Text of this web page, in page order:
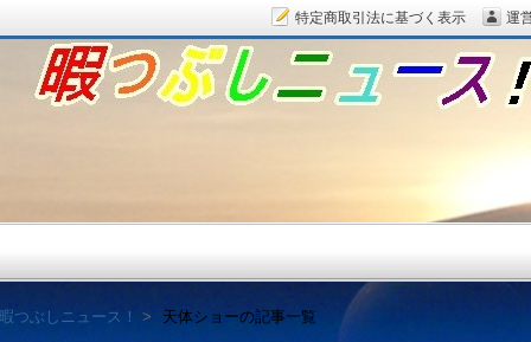
暇つぶしニュース！ 天体ショーの記事一覧
暇つぶしニュース！
特定商取引法に基づく表示 運